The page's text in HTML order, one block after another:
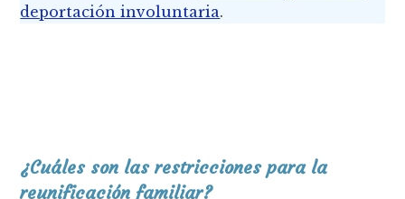
deportación involuntaria.
¿Cuáles son las restricciones para la
reunificación familiar?